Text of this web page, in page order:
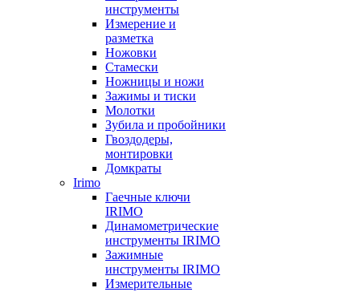
инструменты
Измерение и
разметка
Ножовки
Стамески
Ножницы и ножи
Зажимы и тиски
Молотки
Зубила и пробойники
Гвоздодеры,
монтировки
Домкраты
Irimo
Гаечные ключи
IRIMO
Динамометрические
инструменты IRIMO
Зажимные
инструменты IRIMO
Измерительные